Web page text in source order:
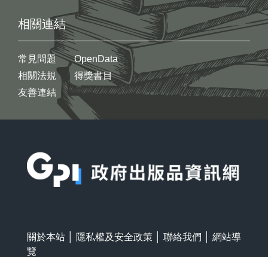
相關連結
常見問題
相關法規
友善連結
OpenData
得獎書目
關於本站 隱私權及安全政策 聯絡我們
網站導
覽